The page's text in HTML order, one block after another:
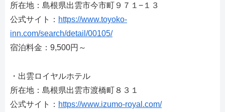
所在地：島根県出雲市今市町９７１−１３
公式サイト： https://www.toyoko-
inn.com/search/detail/00105/
宿泊料金：9,500円～
・出雲ロイヤルホテル
所在地：島根県出雲市渡橋町８３１
公式サイト： https://www.izumo-royal.com/